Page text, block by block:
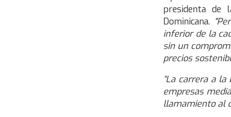
presidenta de
Dominicana.
inferior de la
sin un
precios
“La carrera a
empresas
llamamiento al